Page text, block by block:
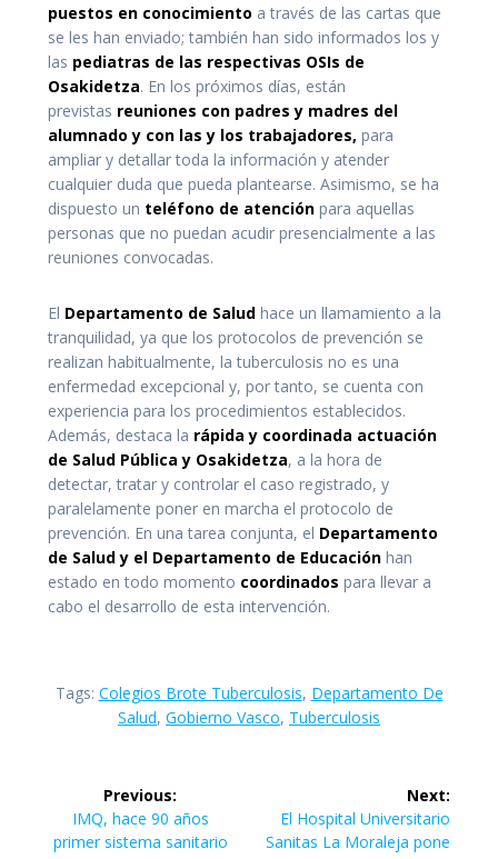
puestos en conocimiento a través de las cartas que
se les han enviado; también han sido informados los y
las pediatras de las respectivas OSIs de
Osakidetza. En los próximos días, están
previstas reuniones con padres y madres del
alumnado y con las y los trabajadores, para
ampliar y detallar toda la información y atender
cualquier duda que pueda plantearse. Asimismo, se ha
dispuesto un teléfono de atención para aquellas
personas que no puedan acudir presencialmente a las
reuniones convocadas.
El Departamento de Salud hace un llamamiento a la
tranquilidad, ya que los protocolos de prevención se
realizan habitualmente, la tuberculosis no es una
enfermedad excepcional y, por tanto, se cuenta con
experiencia para los procedimientos establecidos.
Además, destaca la rápida y coordinada actuación
de Salud Pública y Osakidetza, a la hora de
detectar, tratar y controlar el caso registrado, y
paralelamente poner en marcha el protocolo de
prevención. En una tarea conjunta, el Departamento
de Salud y el Departamento de Educación han
estado en todo momento coordinados para llevar a
cabo el desarrollo de esta intervención.
Tags: Colegios Brote Tuberculosis, Departamento De
Salud, Gobierno Vasco, Tuberculosis
Navegación
de
Previous:
Previous
post:
IMQ, hace 90 años
primer sistema sanitario
Next:
Next
post:
El Hospital Universitario
Sanitas La Moraleja pone